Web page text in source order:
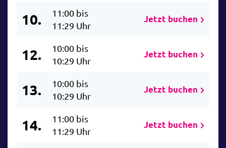
10.
11:00 bis
11:29 Uhr
Jetzt buchen
12.
10:00 bis
10:29 Uhr
Jetzt buchen
13.
10:00 bis
10:29 Uhr
Jetzt buchen
14.
11:00 bis
11:29 Uhr
Jetzt buchen